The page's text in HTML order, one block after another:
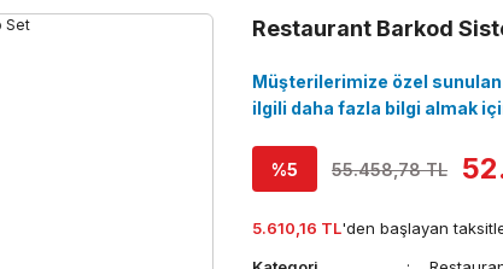
Restaurant Barkod
Müşterilerimize özel
ilgili daha fazla bilgi almak
%5 55.458,78 TL
5.610,16 TL'den başlayan